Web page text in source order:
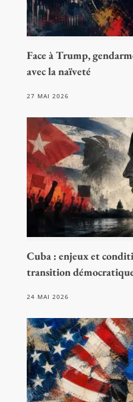
Face à Trump,
avec la naïveté
27 MAI 2026
Cuba : enjeux et
transition
24 MAI 2026